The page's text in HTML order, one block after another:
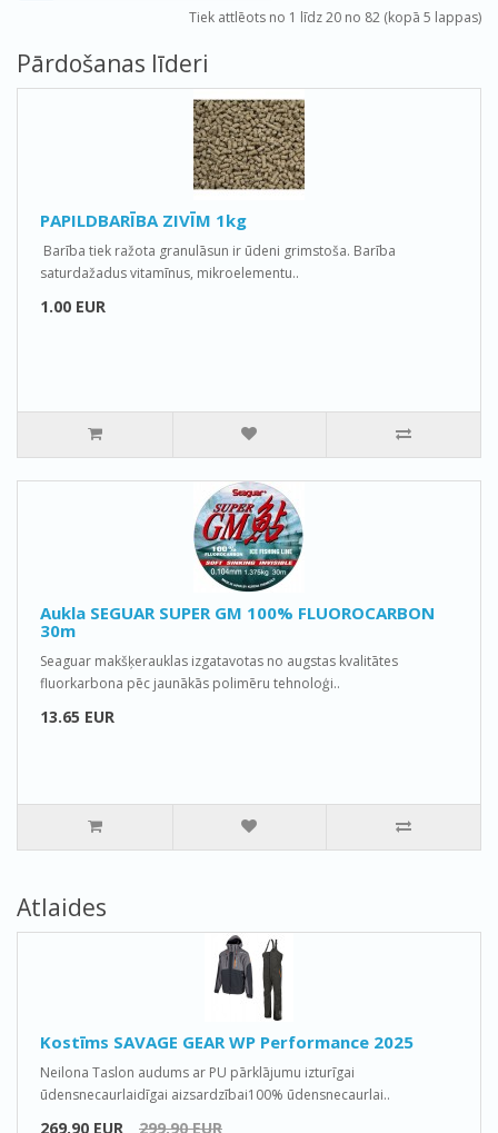
Tiek attlēots no 1 līdz 20 no 82 (kopā 5 lappas)
Pārdošanas līderi
PAPILDBARĪBA ZIVĪM 1kg
Barība tiek ražota granulāsun ir ūdeni grimstoša. Barība
saturdažadus vitamīnus, mikroelementu..
1.00 EUR
Aukla SEGUAR SUPER GM 100% FLUOROCARBON
30m
Seaguar makšķerauklas izgatavotas no augstas kvalitātes
fluorkarbona pēc jaunākās polimēru tehnoloģi..
13.65 EUR
Atlaides
Kostīms SAVAGE GEAR WP Performance 2025
Neilona Taslon audums ar PU pārklājumu izturīgai
ūdensnecaurlaidīgai aizsardzībai100% ūdensnecaurlai..
269.90 EUR 299.90 EUR